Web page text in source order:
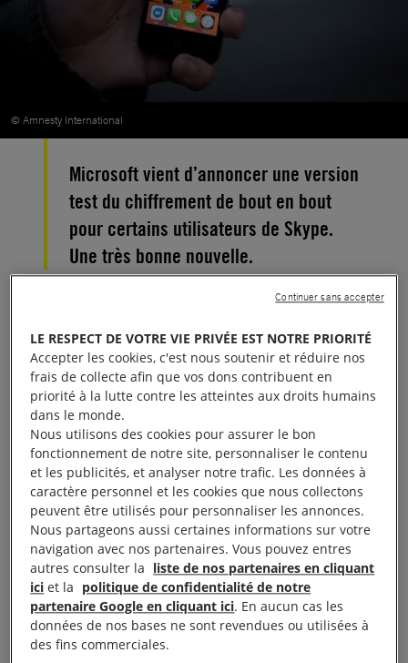
© Amnesty International
Microsoft vient d’annoncer une version
test du chiffrement de bout en bout
pour certains utilisateurs de Skype.
Une très bonne nouvelle.
Aujourd’hui, Microsoft a fait un premier pas
important sur la voie du respect de ses
responsabilités en matière de droits humains .
Dans un billet de blog, Microsoft a annoncé
l’introduction limitée et optionnelle du chiffrement
de bout en bout pour certaines fonctionnalités de
Skype, notamment les appels vocaux et les
messages écrits entre deux personnes.
Il sera disponible pour les utilisateurs de Skype
Insider.
Le chiffrement est un outil essentiel pour protéger
les droits des internautes à la vie privée et à la
LE RESPECT DE VOTRE VIE PRIVÉE EST NOTRE PRIORITÉ
Accepter les cookies, c'est nous soutenir et réduire nos
frais de collecte afin que vos dons contribuent en
priorité à la lutte contre les atteintes aux droits humains
dans le monde.
Nous utilisons des cookies pour assurer le bon
fonctionnement de notre site, personnaliser le contenu
et les publicités, et analyser notre trafic. Les données à
caractère personnel et les cookies que nous collectons
peuvent être utilisés pour personnaliser les annonces.
Nous partageons aussi certaines informations sur votre
navigation avec nos partenaires. Vous pouvez entres
autres consulter la liste de nos partenaires en cliquant
ici et la politique de confidentialité de notre
partenaire Google en cliquant ici. En aucun cas les
données de nos bases ne sont revendues ou utilisées à
des fins commerciales.
Continuer sans accepter